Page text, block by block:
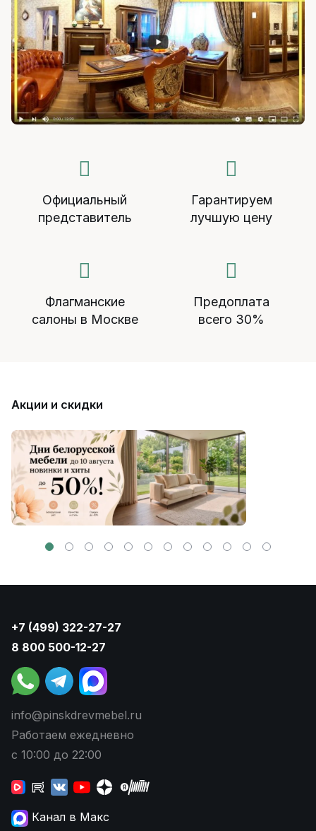
Официальный
представитель
Гарантируем
лучшую цену
Флагманские
салоны в Москве
Предоплата
всего 30%
Акции и скидки
+7 (499) 322-27-27
8 800 500-12-27
info@pinskdrevmebel.ru
Работаем ежедневно
с 10:00 до 22:00
Канал в Макс